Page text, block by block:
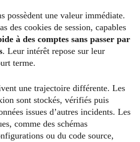
possèdent une valeur immédiate.
des cookies de session, capables
à des comptes sans passer par
. Leur intérêt repose sur leur
terme.
une trajectoire différente. Les
sont stockés, vérifiés puis
issues d’autres incidents. Les
comme des schémas
ou du code source,